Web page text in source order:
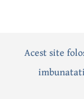
Actualitate
Acest site